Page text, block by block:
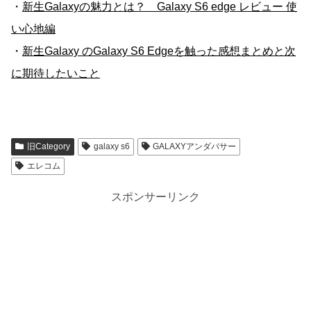
・ 新生Galaxyの魅力とは？ Galaxy S6 edge レビュー 使
い心地編
・ 新生Galaxy のGalaxy S6 Edgeを触った感想まとめと次
に期待したいこと
旧Category galaxy s6
GALAXYアンダバサー
エレコム
スポンサーリンク